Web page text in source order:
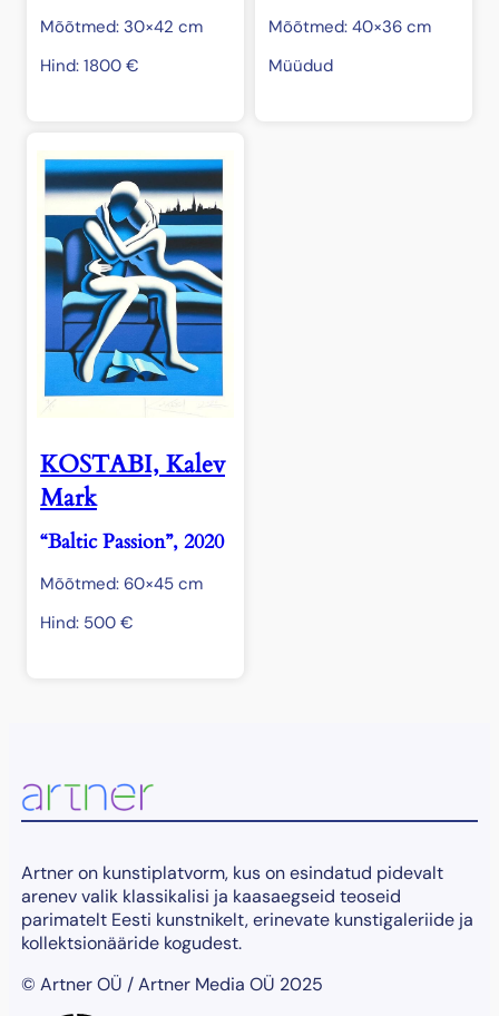
Mõõtmed: 30×42 cm
Hind: 1800 €
Mõõtmed: 40×36 cm
Müüdud
KOSTABI, Kalev
Mark
“Baltic Passion”, 2020
Mõõtmed: 60×45 cm
Hind: 500 €
Artner on kunstiplatvorm, kus on esindatud pidevalt
arenev valik klassikalisi ja kaasaegseid teoseid
parimatelt Eesti kunstnikelt, erinevate kunstigaleriide ja
kollektsionääride kogudest.
© Artner OÜ / Artner Media OÜ 2025